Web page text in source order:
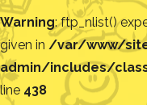
Warning: ftp_nlist()
given in /var/www/
admin/includes/
line 438